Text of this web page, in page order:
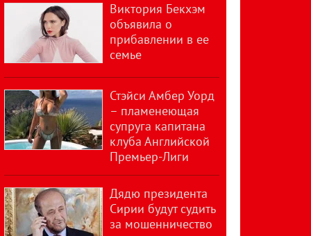
Виктория Бекхэм
объявила о
прибавлении в ее
семье
Стэйси Амбер Уорд
– пламенеющая
супруга капитана
клуба Английской
Премьер-Лиги
Дядю президента
Сирии будут судить
за мошенничество